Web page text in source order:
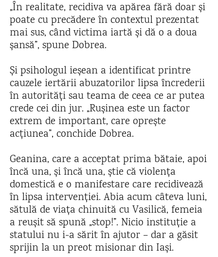
„În realitate, recidiva va apărea fără doar și
poate cu precădere în contextul prezentat
mai sus, când victima iartă și dă o a doua
șansă”, spune Dobrea.
Și psihologul ieșean a identificat printre
cauzele iertării abuzatorilor lipsa încrederii
în autorități sau teama de ceea ce ar putea
crede cei din jur. „Rușinea este un factor
extrem de important, care oprește
acțiunea”, conchide Dobrea.
Geanina, care a acceptat prima bătaie, apoi
încă una, și încă una, știe că violența
domestică e o manifestare care recidivează
în lipsa intervenției. Abia acum câteva luni,
sătulă de viața chinuită cu Vasilică, femeia
a reușit să spună „stop!”. Nicio instituție a
statului nu i-a sărit în ajutor – dar a găsit
sprijin la un preot misionar din Iași.